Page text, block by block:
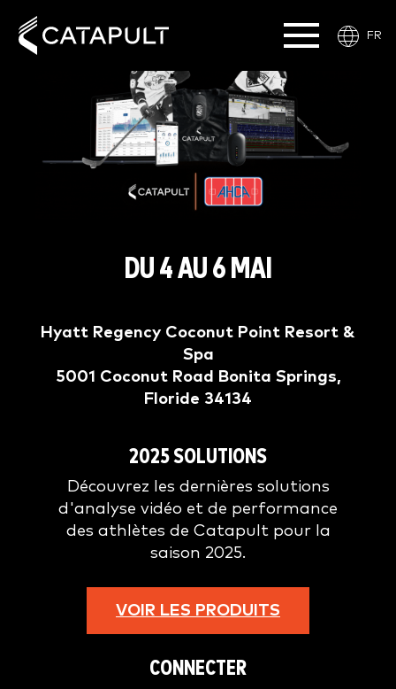
FR
DU 4 AU 6 MAI
Hyatt Regency Coconut Point Resort &
Spa
5001 Coconut Road Bonita Springs,
Floride 34134
2025 SOLUTIONS
Découvrez les dernières solutions
d'analyse vidéo et de performance
des athlètes de Catapult pour la
saison 2025.
VOIR LES PRODUITS
CONNECTER